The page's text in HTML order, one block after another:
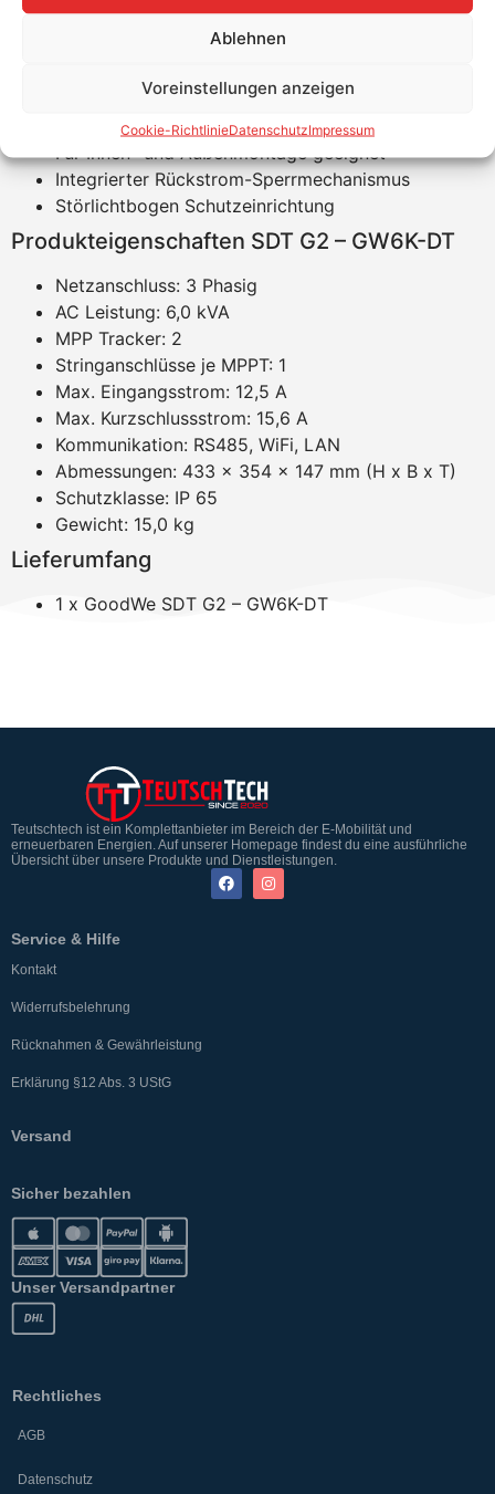
Ablehnen
Voreinstellungen anzeigen
Cookie-RichtlinieDatenschutzImpressum
besonders herausragenden Wahl in der
Produktvorteile
Einfache Installation, Bedienung und Wartung
Für Innen- und Außenmontage geeignet
Integrierter Rückstrom-Sperrmechanismus
Störlichtbogen Schutzeinrichtung
Produkteigenschaften SDT G2 – GW6K-DT
Netzanschluss: 3 Phasig
AC Leistung: 6,0 kVA
MPP Tracker: 2
Stringanschlüsse je MPPT: 1
Max. Eingangsstrom: 12,5 A
Max. Kurzschlussstrom: 15,6 A
Kommunikation: RS485, WiFi, LAN
Abmessungen: 433 x 354 × 147 mm (H x B x T)
Schutzklasse: IP 65
Gewicht: 15,0 kg
Lieferumfang
1 x GoodWe SDT G2 – GW6K-DT
Teutschtech ist ein Komplettanbieter im Bereich der E-Mobilität und
erneuerbaren Energien. Auf unserer Homepage findest du eine ausführliche
Übersicht über unsere Produkte und Dienstleistungen.
Service & Hilfe
Kontakt
Widerrufsbelehrung
Rücknahmen & Gewährleistung
Erklärung §12 Abs. 3 UStG
Versand
Sicher bezahlen
Unser Versandpartner
Rechtliches
AGB
Datenschutz